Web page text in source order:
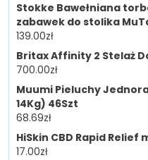
Stokke Bawełniana
zabawek do stolika
139.00zł
Britax Affinity 2 Stelaż
700.00zł
Muumi Pieluchy
14Kg) 46Szt
68.69zł
HiSkin CBD Rapid Relief
17.00zł